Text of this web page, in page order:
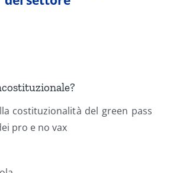
costituzionalità del green pass
pro e no vax